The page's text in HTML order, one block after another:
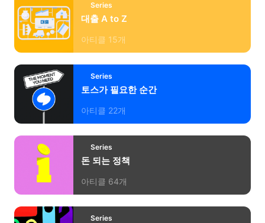
Series
대출 A to Z
아티클 15개
Series
토스가 필요한 순간
아티클 22개
Series
돈 되는 정책
아티클 64개
Series